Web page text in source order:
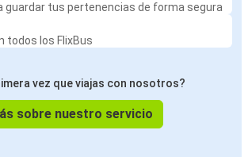
guardar tus pertenencias de forma segura
todos los FlixBus
vez que viajas con nosotros?
sobre nuestro servicio